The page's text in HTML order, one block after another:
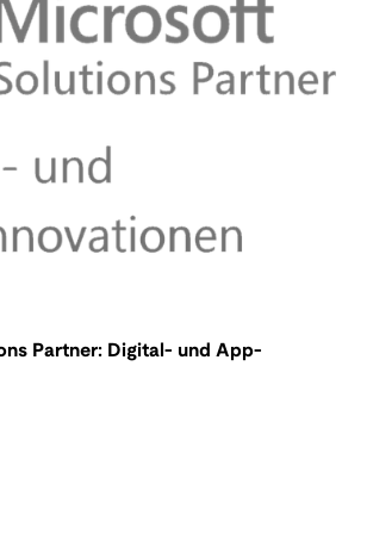
Partner: Digital- und App-